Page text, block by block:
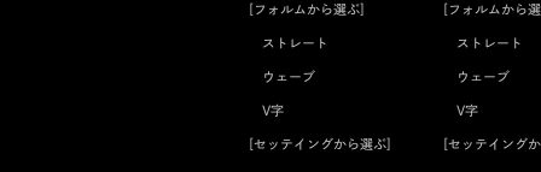
[フォルムから選ぶ]
ストレート
ウェーブ
V字
[セッテイングから選ぶ]
[フォルムから
ストレート
ウェーブ
V字
[セッテイング